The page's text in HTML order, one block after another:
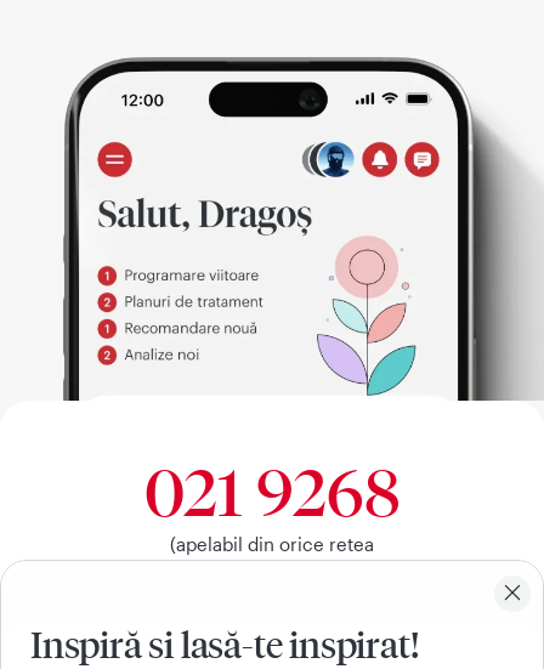
Inspiră si lasă-te inspirat!
021 9268
(apelabil din orice retea